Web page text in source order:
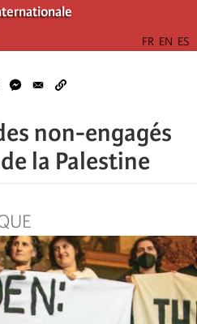
non-engagés
la Palestine